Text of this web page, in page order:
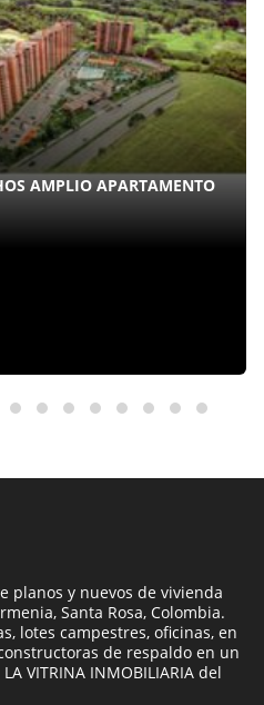
AMPLIO APARTAMENTO
planos y nuevos de vivienda
Santa Rosa, Colombia.
lotes campestres, oficinas, en
de respaldo en un
VITRINA INMOBILIARIA del